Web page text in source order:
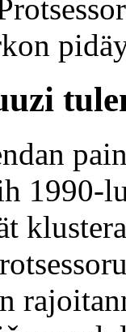
1990-